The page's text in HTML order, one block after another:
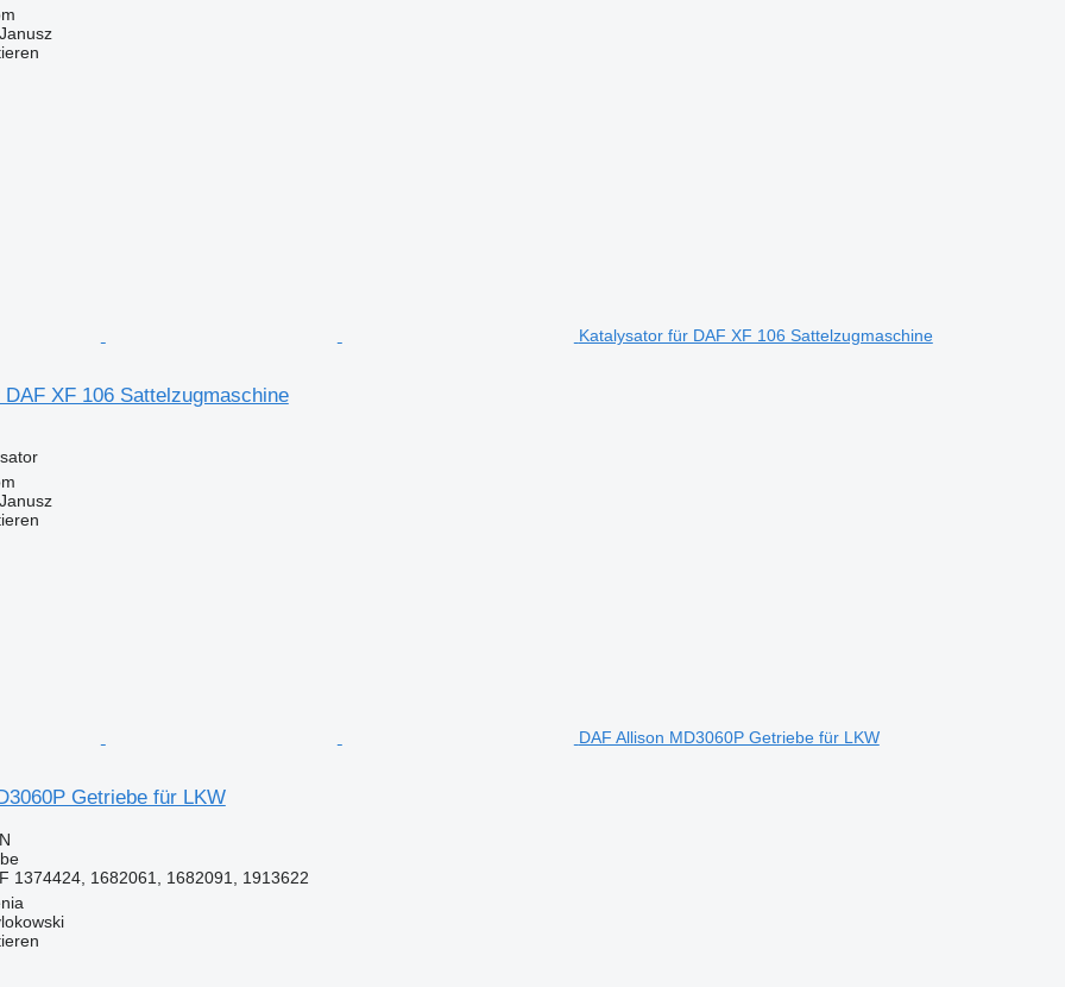
Katalysator für DAF XF 106 Sattelzugmaschine
XF 106 Sattelzugmaschine
DAF Allison MD3060P Getriebe für LKW
Getriebe für LKW
1374424, 1682061, 1682091, 1913622